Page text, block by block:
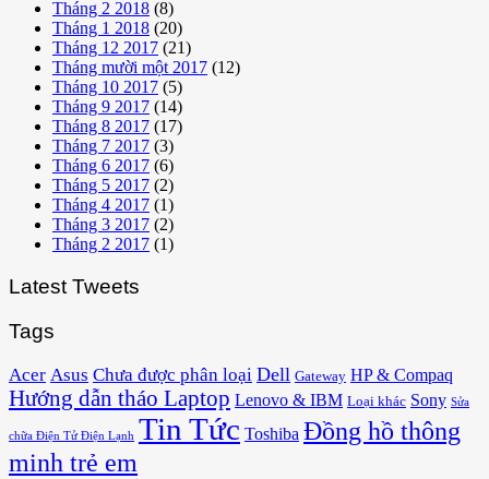
Tháng 2 2018 (8)
Tháng 1 2018 (20)
Tháng 12 2017 (21)
Tháng mười một 2017 (12)
Tháng 10 2017 (5)
Tháng 9 2017 (14)
Tháng 8 2017 (17)
Tháng 7 2017 (3)
Tháng 6 2017 (6)
Tháng 5 2017 (2)
Tháng 4 2017 (1)
Tháng 3 2017 (2)
Tháng 2 2017 (1)
Latest Tweets
Tags
Acer Asus Chưa được phân loại Dell Gateway HP & Compaq
Hướng dẫn tháo Laptop Lenovo & IBM Loại khác Sony Sửa
chữa Điện Tử Điện Lạnh Tin Tức Toshiba Đồng hồ thông
minh trẻ em